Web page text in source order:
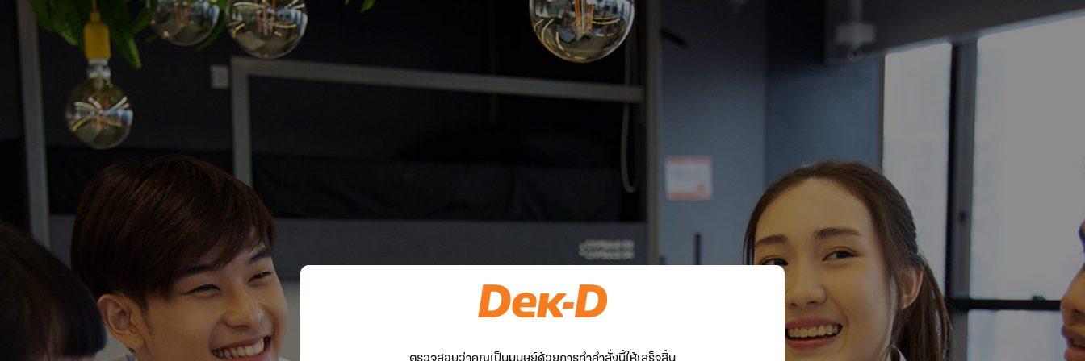
ตรวจสอบว่าคุณเป็นมนุษย์ด้วยการทำคำสั่งนี้ให้เสร็จสิ้น